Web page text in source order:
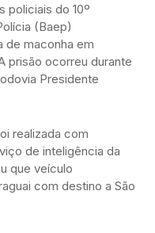
policiais do 10º
(Baep)
de maconha em
prisão ocorreu durante
Presidente
realizada com
de inteligência da
que veículo
com destino a São